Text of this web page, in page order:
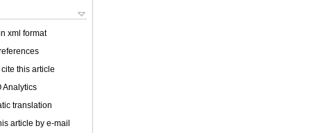
xml format
this article
Analytics
translation
article by e-mail